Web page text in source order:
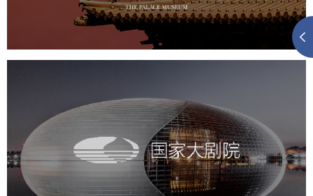
景区网站建设
文创商城 万能专题 网站代运营
国家大剧院
文化艺术 剧院 智慧展馆 展馆网站建设